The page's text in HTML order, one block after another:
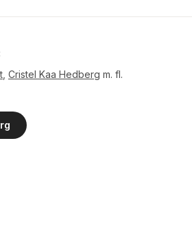
Cristel Kaa Hedberg m. fl.